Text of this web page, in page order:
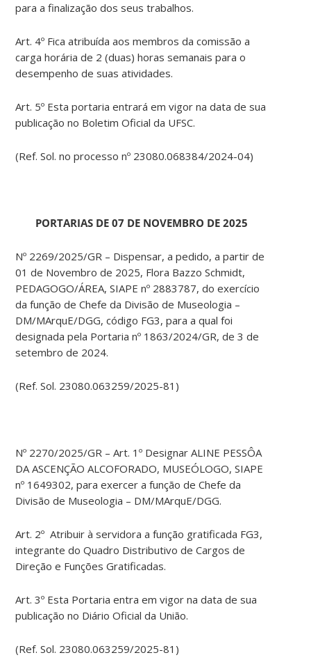
para a finalização dos seus trabalhos.
Art. 4º Fica atribuída aos membros da comissão a
carga horária de 2 (duas) horas semanais para o
desempenho de suas atividades.
Art. 5º Esta portaria entrará em vigor na data de sua
publicação no Boletim Oficial da UFSC.
(Ref. Sol. no processo nº 23080.068384/2024-04)
PORTARIAS DE 07 DE NOVEMBRO DE 2025
Nº 2269/2025/GR – Dispensar, a pedido, a partir de
01 de Novembro de 2025, Flora Bazzo Schmidt,
PEDAGOGO/ÁREA, SIAPE nº 2883787, do exercício
da função de Chefe da Divisão de Museologia –
DM/MArquE/DGG, código FG3, para a qual foi
designada pela Portaria nº 1863/2024/GR, de 3 de
setembro de 2024.
(Ref. Sol. 23080.063259/2025-81)
Nº 2270/2025/GR – Art. 1º Designar ALINE PESSÔA
DA ASCENÇÃO ALCOFORADO, MUSEÓLOGO, SIAPE
nº 1649302, para exercer a função de Chefe da
Divisão de Museologia – DM/MArquE/DGG.
Art. 2º Atribuir à servidora a função gratificada FG3,
integrante do Quadro Distributivo de Cargos de
Direção e Funções Gratificadas.
Art. 3º Esta Portaria entra em vigor na data de sua
publicação no Diário Oficial da União.
(Ref. Sol. 23080.063259/2025-81)